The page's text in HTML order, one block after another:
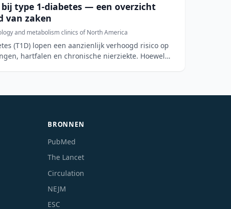
bij type 1-diabetes — een overzicht
van zaken
and metabolism clinics of North America
(T1D) lopen een aanzienlijk verhoogd risico op
hartfalen en chronische nierziekte. Hoewel
BRONNEN
PubMed
The Lancet
Circulation
NEJM
ESC